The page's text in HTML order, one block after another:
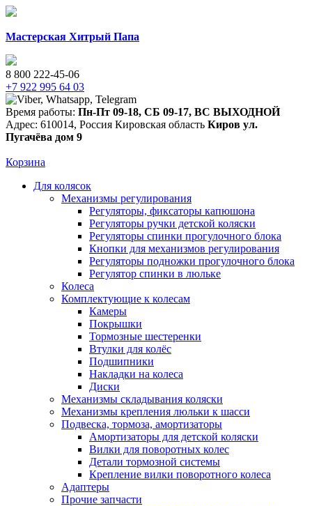
Мастерская Хитрый Папа
8 800 222-45-06
+7 922 995 64 03
Время работы: Пн-Пт 09-18, СБ 09-17, ВС ВЫХОДНОЙ
Адрес: 610014, Россия Кировская область Киров ул.
Пугачёва дом 9
Корзина
Для колясок
Механизмы регулирования
Регуляторы, фиксаторы капюшона
Регуляторы ручки детской коляски
Регуляторы спинки прогулочного блока
Кнопки для механизмов регулирования
Регуляторы подножки прогулочного блока
Регулятор спинки в люльке
Колеса
Комплектующие к колесам
Камеры
Покрышки
Тормозные шестеренки
Втулки для колёс
Подшипники
Накладки на колеса
Диски
Механизмы складывания коляски
Механизмы крепления люльки к шасси
Подвеска, тормоза, амортизаторы
Амортизаторы для детской коляски
Вилки для поворотных колес
Детали тормозной системы
Крепление вилки поворотного колеса
Адаптеры
Прочие запчасти